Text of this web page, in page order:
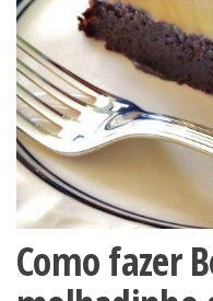
Como fazer